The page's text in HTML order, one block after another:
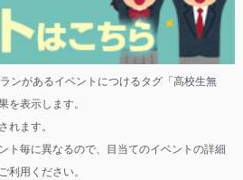
ンがあるイベントにつけるタグ「高校生無
を表示します。
れます。
ト毎に異なるので、目当てのイベントの詳細
利用ください。